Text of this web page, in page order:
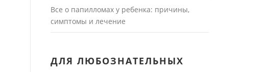
Все о папилломах у ребенка: причины,
симптомы и лечение
ДЛЯ ЛЮБОЗНАТЕЛЬНЫХ